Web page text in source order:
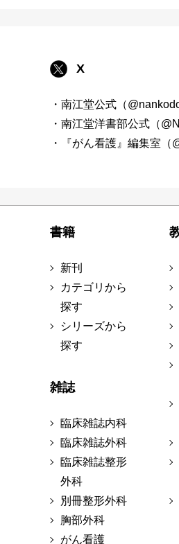
X
・南江堂公式（
・南江堂洋書部公式（
・『がん看護』編集室（
書籍
新刊
カテゴリから
探す
シリーズから
探す
雑誌
臨床雑誌内科
臨床雑誌外科
臨床雑誌整形
外科
別冊整形外科
胸部外科
がん看護